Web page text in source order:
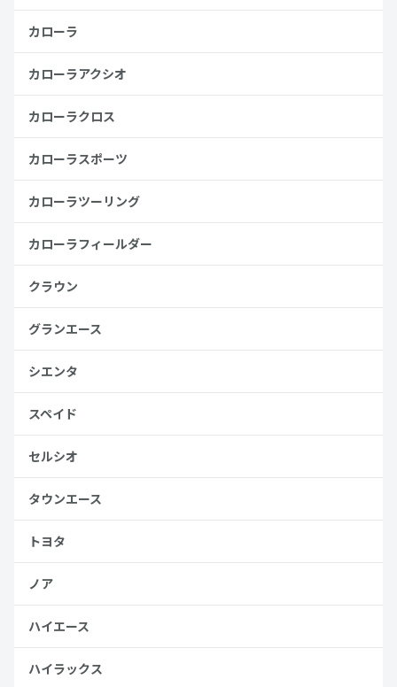
カローラ
カローラアクシオ
カローラクロス
カローラスポーツ
カローラツーリング
カローラフィールダー
クラウン
グランエース
シエンタ
スペイド
セルシオ
タウンエース
トヨタ
ノア
ハイエース
ハイラックス